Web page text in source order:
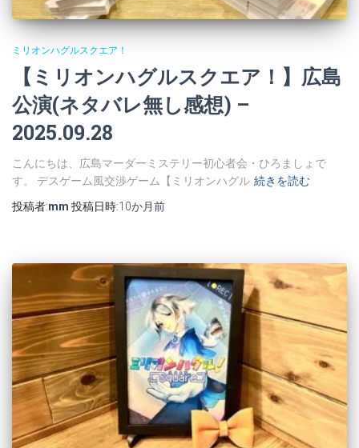
ミリオンハグルスクエア！
【ミリオンハグルスクエア！】広島
公演(ネタバレ無し感想) –
2025.09.28
こんにちは、広島マーダーミステリー初心者会・ひろましょで
す。 デスゲーム風交渉ゲーム【ミリオンハグル 続きを読む
投稿者:mm 投稿日時:10か月前